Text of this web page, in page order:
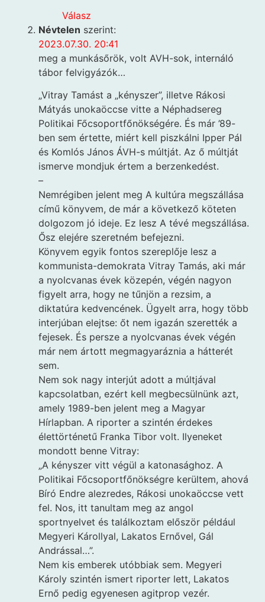
Válasz
Névtelen szerint:
2023.07.30. 20:41
meg a munkásőrök, volt AVH-sok, internáló
tábor felvigyázók…
„Vitray Tamást a „kényszer”, illetve Rákosi
Mátyás unokaöccse vitte a Néphadsereg
Politikai Főcsoportfőnökségére. És már ’89-
ben sem értette, miért kell piszkálni Ipper Pál
és Komlós János ÁVH-s múltját. Az ő múltját
ismerve mondjuk értem a berzenkedést.
–
Nemrégiben jelent meg A kultúra megszállása
című könyvem, de már a következő köteten
dolgozom jó ideje. Ez lesz A tévé megszállása.
Ősz elejére szeretném befejezni.
Könyvem egyik fontos szereplője lesz a
kommunista-demokrata Vitray Tamás, aki már
a nyolcvanas évek közepén, végén nagyon
figyelt arra, hogy ne tűnjön a rezsim, a
diktatúra kedvencének. Ügyelt arra, hogy több
interjúban elejtse: őt nem igazán szerették a
fejesek. És persze a nyolcvanas évek végén
már nem ártott megmagyaráznia a hátterét
sem.
Nem sok nagy interjút adott a múltjával
kapcsolatban, ezért kell megbecsülnünk azt,
amely 1989-ben jelent meg a Magyar
Hírlapban. A riporter a szintén érdekes
élettörténetű Franka Tibor volt. Ilyeneket
mondott benne Vitray:
„A kényszer vitt végül a katonasághoz. A
Politikai Főcsoportfőnökségre kerültem, ahová
Bíró Endre alezredes, Rákosi unokaöccse vett
fel. Nos, itt tanultam meg az angol
sportnyelvet és találkoztam először például
Megyeri Károllyal, Lakatos Ernővel, Gál
Andrással…”.
Nem kis emberek utóbbiak sem. Megyeri
Károly szintén ismert riporter lett, Lakatos
Ernő pedig egyenesen agitprop vezér.